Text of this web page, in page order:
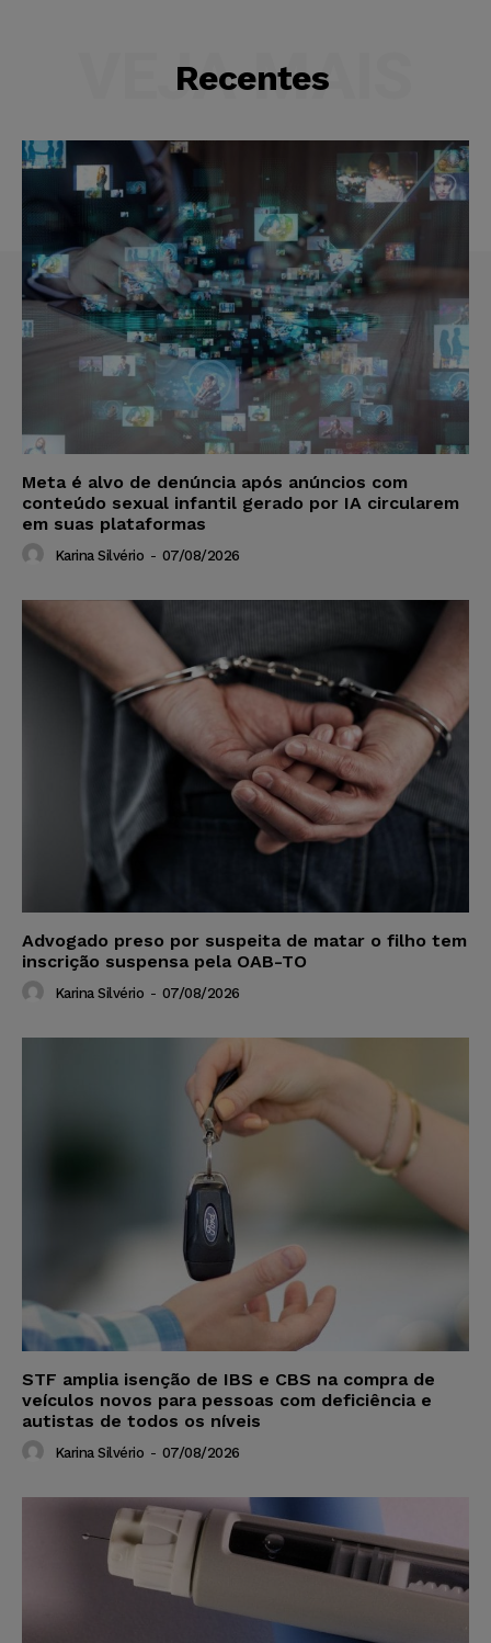
Recentes
VEJA MAIS
Meta é alvo de denúncia após anúncios com
conteúdo sexual infantil gerado por IA circularem
em suas plataformas
Karina Silvério - 07/08/2026
Advogado preso por suspeita de matar o filho tem
inscrição suspensa pela OAB-TO
Karina Silvério - 07/08/2026
STF amplia isenção de IBS e CBS na compra de
veículos novos para pessoas com deficiência e
autistas de todos os níveis
Karina Silvério - 07/08/2026